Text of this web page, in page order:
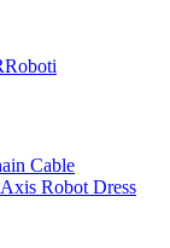
Roboti
Cable
Robot Dress